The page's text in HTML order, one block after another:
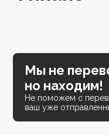
Мы не
но находим!
Не поможем с
ваш уже